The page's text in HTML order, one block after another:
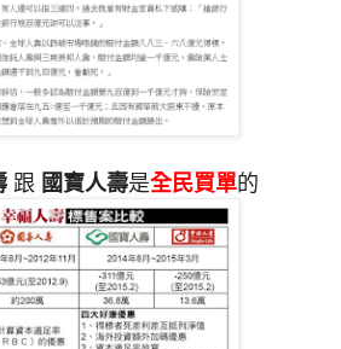
跟 國寶人壽是全民買單的